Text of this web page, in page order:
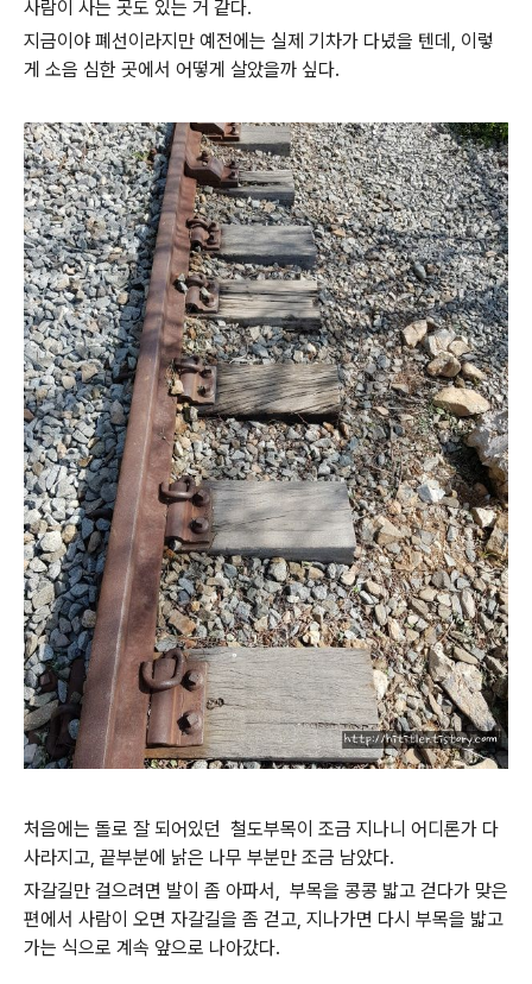
사람이 사는 곳도 있는 거 같다.
지금이야 폐선이라지만 예전에는 실제 기차가 다녔을 텐데, 이렇
게 소음 심한 곳에서 어떻게 살았을까 싶다.
처음에는 돌로 잘 되어있던 철도부목이 조금 지나니 어디론가 다
사라지고, 끝부분에 낡은 나무 부분만 조금 남았다.
자갈길만 걸으려면 발이 좀 아파서, 부목을 콩콩 밟고 걷다가 맞은
편에서 사람이 오면 자갈길을 좀 걷고, 지나가면 다시 부목을 밟고
가는 식으로 계속 앞으로 나아갔다.